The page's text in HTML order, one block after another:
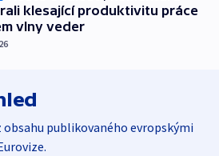
klesající produktivitu práce
vlny veder
obsahu publikovaného evropskými